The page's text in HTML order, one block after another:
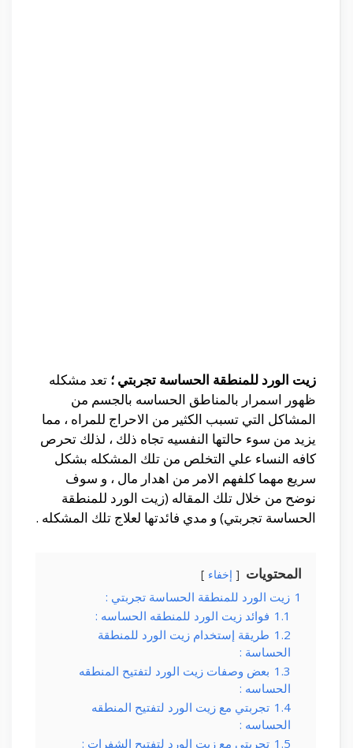
زيت الورد للمنطقة الحساسة تجربتي ؛ تعد مشكله
ظهور اسمرار بالمناطق الحساسه بالجسم من
المشاكل التي تسبب الكثير من الاحراج للمراه ، مما
يزيد من سوء حالتها النفسيه تجاه ذلك ، لذلك تحرص
كافه النساء علي التخلص من تلك المشكله بشكل
سريع مهما كلفهم الامر من اهدار مال ، و سوف
نوضح من خلال تلك المقاله (زيت الورد للمنطقة
الحساسة تجربتي) و مدي فائدتها لعلاج تلك المشكله .
المحتويات إخفاء
1 زيت الورد للمنطقة الحساسة تجربتي :
1.1 فوائد زيت الورد للمنطقه الحساسه :
1.2 طريقة إستخدام زيت الورد للمنطقة
الحساسة :
1.3 بعض وصفات زيت الورد لتفتيح المنطقه
الحساسه :
1.4 تجربتي مع زيت الورد لتفتيح المنطقه
الحساسه :
1.5 تجربتي مع زيت الورد لتفتيح الشفرات :